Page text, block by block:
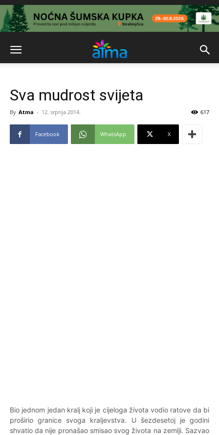
Sva mudrost svijeta
By Atma - 12. srpnja 2014. 617
Facebook WhatsApp X
Bio jednom jedan kralj koji je cijeloga života vodio ratove da bi
proširio granice svoga kraljevstva. U šezdesetoj je godini
shvatio da nije pronašao smisao svog života na zemlji. Sazvao